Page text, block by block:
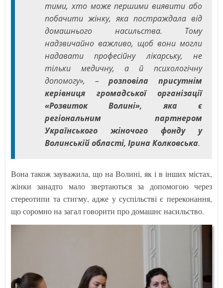
тими, хто може першими виявити або
побачити жінку, яка постраждала від
домашнього насильства. Тому
надзвичайно важливо, щоб вони могли
надавати професійну лікарську, не
тільки медичну, а й психологічну
допомогу», –розповіла присутнім
керівниця громадської організації
«Розвиток Волині», яка є
регіональним партнером
Українського жіночого фонду у
Волинській області, Ірина Колковська.
Вона також зауважила, що на Волині, як і в інших містах,
жінки занадто мало звертаються за допомогою через
стереотипи та стигму, адже у суспільстві є переконання,
що соромно на загал говорити про домашнє насильство.